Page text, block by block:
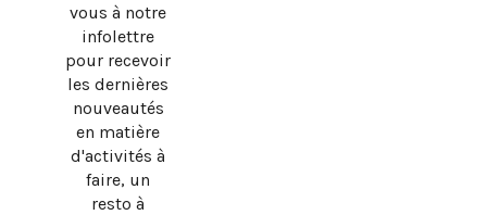
vous à notre
infolettre
pour recevoir
les dernières
nouveautés
en matière
d'activités à
faire, un
resto à